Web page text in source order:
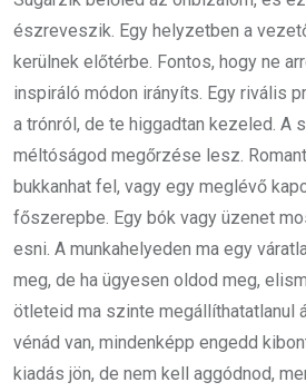
észreveszik. Egy helyzetben a
kerülnek előtérbe. Fontos, hogy ne
inspiráló módon irányíts. Egy rivális
a trónról, de te higgadtan kezeled. A
méltóságod megőrzése lesz.
bukkanhat fel, vagy egy meglévő
főszerepbe. Egy bók vagy üzenet
esni. A munkahelyeden ma egy
meg, de ha ügyesen oldod meg,
ötleteid ma szinte megállíthatatlanul
vénád van, mindenképp engedd
kiadás jön, de nem kell aggódnod,